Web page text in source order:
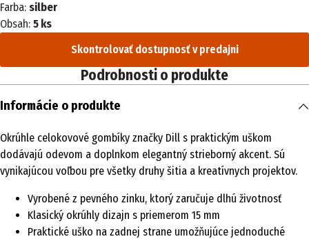
Farba: silber
Obsah: 5 ks
Skontrolovať dostupnosť v predajni
Podrobnosti o produkte
Informácie o produkte
Okrúhle celokovové gombíky značky Dill s praktickým uškom
dodávajú odevom a doplnkom elegantný strieborný akcent. Sú
vynikajúcou voľbou pre všetky druhy šitia a kreatívnych projektov.
Vyrobené z pevného zinku, ktorý zaručuje dlhú životnosť
Klasický okrúhly dizajn s priemerom 15 mm
Praktické uško na zadnej strane umožňujúce jednoduché